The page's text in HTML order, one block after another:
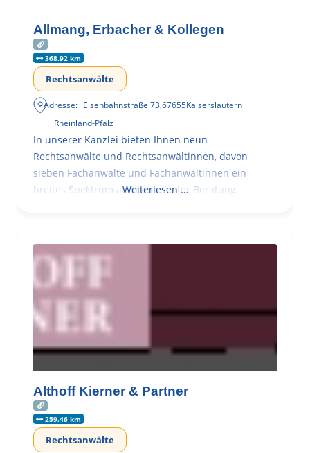
Allmang, Erbacher & Kollegen
368.92 km
Rechtsanwälte
Adresse: Eisenbahnstraße 73,67655Kaiserslautern
Rheinland-Pfalz
In unserer Kanzlei bieten Ihnen neun
Rechtsanwälte und Rechtsanwältinnen, davon
sieben Fachanwälte und Fachanwältinnen ein
breites Spektrum an kompetenter Beratung
Weiterlesen …
Althoff Kierner & Partner
259.46 km
Rechtsanwälte